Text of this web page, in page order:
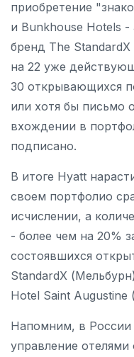
приобретение
и Bunkhouse Hotels
бренд The
на 22 уже
30 открывающихся
или хотя бы письмо
вхождении в
подписано.
В итоге Hyatt
своем портфолио
исчислении, а
- более чем на 20%
состоявшихся
StandardX
Hotel Saint Augustine
Напомним, в России
управление отелями